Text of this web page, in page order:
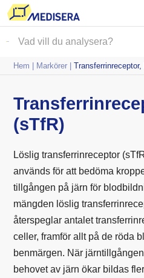
Hem | Markörer |
(sTfR)
Löslig transferrinreceptor
används för att bedöma
tillgången på järn för
mängden löslig
återspeglar antalet
celler, framför allt på de röda
benmärgen. När
behovet av järn ökar bildas